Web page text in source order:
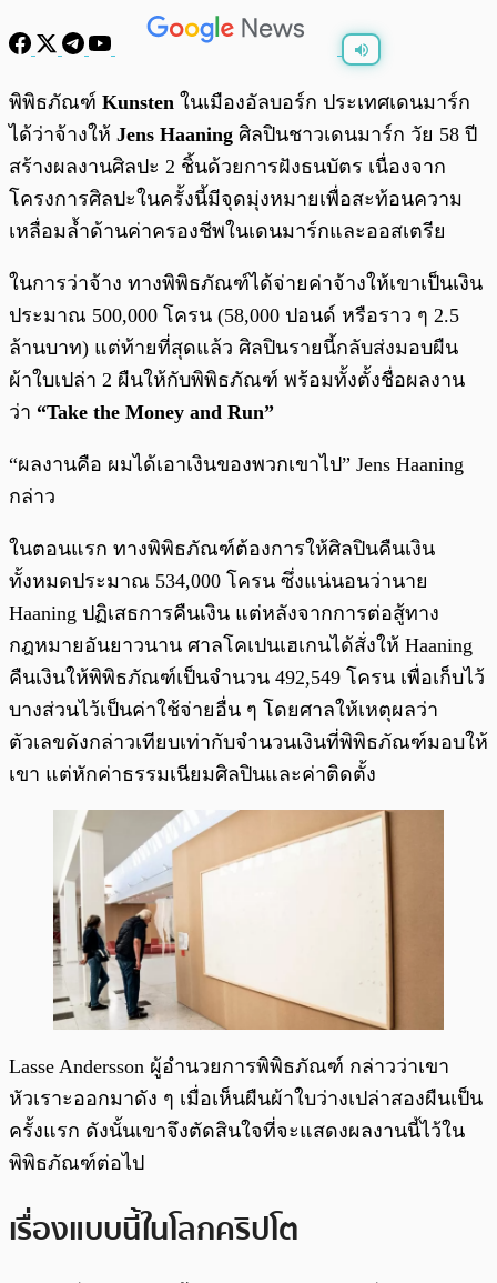
พร้อมเล่น
พิพิธภัณฑ์ Kunsten ในเมืองอัลบอร์ก ประเทศเดนมาร์ก
ได้ว่าจ้างให้ Jens Haaning ศิลปินชาวเดนมาร์ก วัย 58 ปี
สร้างผลงานศิลปะ 2 ชิ้นด้วยการฝังธนบัตร เนื่องจาก
โครงการศิลปะในครั้งนี้มีจุดมุ่งหมายเพื่อสะท้อนความ
เหลื่อมล้ำด้านค่าครองชีพในเดนมาร์กและออสเตรีย
ในการว่าจ้าง ทางพิพิธภัณฑ์ได้จ่ายค่าจ้างให้เขาเป็นเงิน
ประมาณ 500,000 โครน (58,000 ปอนด์ หรือราว ๆ 2.5
ล้านบาท) แต่ท้ายที่สุดแล้ว ศิลปินรายนี้กลับส่งมอบผืน
ผ้าใบเปล่า 2 ผืนให้กับพิพิธภัณฑ์ พร้อมทั้งตั้งชื่อผลงาน
ว่า “Take the Money and Run”
“ผลงานคือ ผมได้เอาเงินของพวกเขาไป” Jens Haaning
กล่าว
ในตอนแรก ทางพิพิธภัณฑ์ต้องการให้ศิลปินคืนเงิน
ทั้งหมดประมาณ 534,000 โครน ซึ่งแน่นอนว่านาย
Haaning ปฏิเสธการคืนเงิน แต่หลังจากการต่อสู้ทาง
กฎหมายอันยาวนาน ศาลโคเปนเฮเกนได้สั่งให้ Haaning
คืนเงินให้พิพิธภัณฑ์เป็นจำนวน 492,549 โครน เพื่อเก็บไว้
บางส่วนไว้เป็นค่าใช้จ่ายอื่น ๆ โดยศาลให้เหตุผลว่า
ตัวเลขดังกล่าวเทียบเท่ากับจำนวนเงินที่พิพิธภัณฑ์มอบให้
เขา แต่หักค่าธรรมเนียมศิลปินและค่าติดตั้ง
Lasse Andersson ผู้อำนวยการพิพิธภัณฑ์ กล่าวว่าเขา
หัวเราะออกมาดัง ๆ เมื่อเห็นผืนผ้าใบว่างเปล่าสองผืนเป็น
ครั้งแรก ดังนั้นเขาจึงตัดสินใจที่จะแสดงผลงานนี้ไว้ใน
พิพิธภัณฑ์ต่อไป
เรื่องแบบนี้ในโลกคริปโต